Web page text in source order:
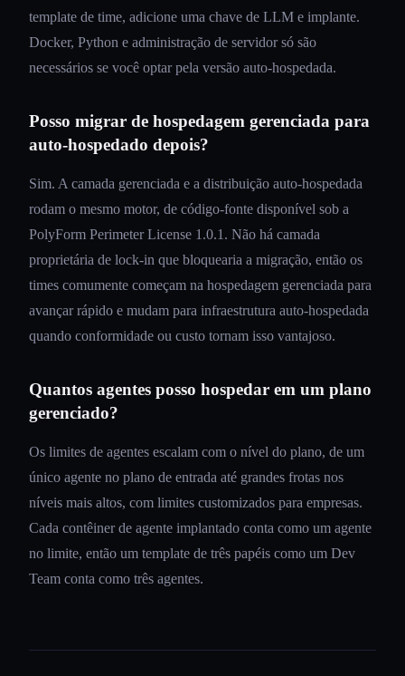
template de time, adicione uma chave de LLM e implante.
Docker, Python e administração de servidor só são
necessários se você optar pela versão auto-hospedada.
Posso migrar de hospedagem gerenciada para
auto-hospedado depois?
Sim. A camada gerenciada e a distribuição auto-hospedada
rodam o mesmo motor, de código-fonte disponível sob a
PolyForm Perimeter License 1.0.1. Não há camada
proprietária de lock-in que bloquearia a migração, então os
times comumente começam na hospedagem gerenciada para
avançar rápido e mudam para infraestrutura auto-hospedada
quando conformidade ou custo tornam isso vantajoso.
Quantos agentes posso hospedar em um plano
gerenciado?
Os limites de agentes escalam com o nível do plano, de um
único agente no plano de entrada até grandes frotas nos
níveis mais altos, com limites customizados para empresas.
Cada contêiner de agente implantado conta como um agente
no limite, então um template de três papéis como um Dev
Team conta como três agentes.